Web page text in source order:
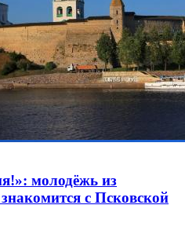
молодёжь из
с Псковской